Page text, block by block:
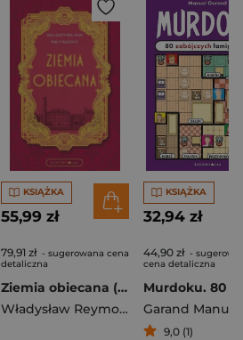
KSIĄŻKA
55,99 zł
79,91 zł - sugerowana cena
detaliczna
Ziemia obiecana (wersja ekskluzywna)
Władysław Reymont
KSIĄŻKA
32,94 zł
44,90 zł -
cena detaliczna
Garand Manuel
9,0 (1)